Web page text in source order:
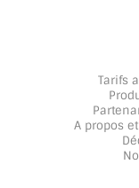
Tarifs
A propos et